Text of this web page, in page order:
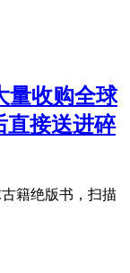
量收购全球
直接送进碎
籍绝版书，扫描